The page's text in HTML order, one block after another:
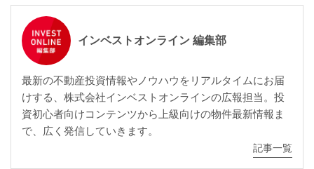
インベストオンライン 編集部
最新の不動産投資情報やノウハウをリアルタイムにお届
けする、株式会社インベストオンラインの広報担当。投
資初心者向けコンテンツから上級向けの物件最新情報ま
で、広く発信していきます。
記事一覧